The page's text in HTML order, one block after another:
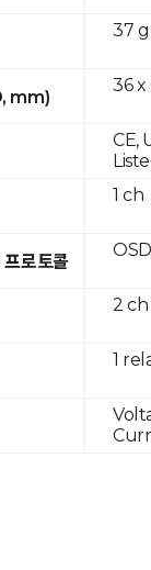
mm)
로토콜
37 g
36 x
CE,
1 ch
2 ch
1